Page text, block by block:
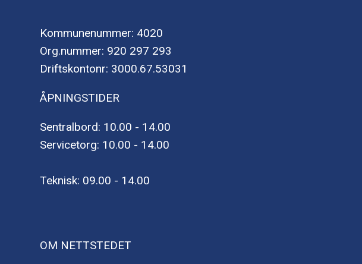
Kommunenummer: 4020
Org.nummer: 920 297 293
Driftskontonr: 3000.67.53031
ÅPNINGSTIDER
Sentralbord: 10.00 - 14.00
Servicetorg: 10.00 - 14.00
Teknisk: 09.00 - 14.00
OM NETTSTEDET